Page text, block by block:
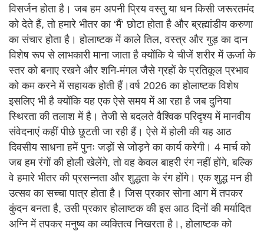
विसर्जन होता है। जब हम अपनी प्रिय वस्तु या धन किसी जरूरतमंद
को देते हैं, तो हमारे भीतर का ‘मैं’ छोटा होता है और ब्रह्मांडीय करुणा
का संचार होता है। होलाष्टक में काले तिल, वस्त्र और गुड़ का दान
विशेष रूप से लाभकारी माना जाता है क्योंकि ये चीजें शरीर में ऊर्जा के
स्तर को बनाए रखने और शनि-मंगल जैसे ग्रहों के प्रतिकूल प्रभाव
को कम करने में सहायक होती हैं।वर्ष 2026 का होलाष्टक विशेष
इसलिए भी है क्योंकि यह एक ऐसे समय में आ रहा है जब दुनिया
स्थिरता की तलाश में है। तेजी से बदलते वैश्विक परिदृश्य में मानवीय
संवेदनाएं कहीं पीछे छूटती जा रही हैं। ऐसे में होली की यह आठ
दिवसीय साधना हमें पुनः जड़ों से जोड़ने का कार्य करेगी। 4 मार्च को
जब हम रंगों की होली खेलेंगे, तो वह केवल बाहरी रंग नहीं होंगे, बल्कि
वे हमारे भीतर की प्रसन्नता और शुद्धता के रंग होंगे। एक शुद्ध मन ही
उत्सव का सच्चा पात्र होता है। जिस प्रकार सोना आग में तपकर
कुंदन बनता है, उसी प्रकार होलाष्टक की इस आठ दिनों की मर्यादित
अग्नि में तपकर मनुष्य का व्यक्तित्व निखरता है।, होलाष्टक को